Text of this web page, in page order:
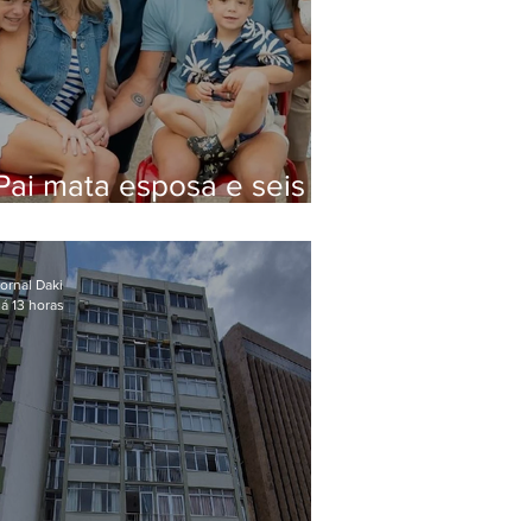
mata esposa e seis
Daki
13 horas